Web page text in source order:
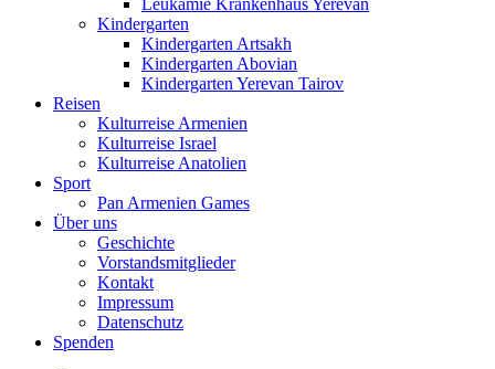
Leukämie Krankenhaus Yerevan
Kindergarten
Kindergarten Artsakh
Kindergarten Abovian
Kindergarten Yerevan Tairov
Reisen
Kulturreise Armenien
Kulturreise Israel
Kulturreise Anatolien
Sport
Pan Armenien Games
Über uns
Geschichte
Vorstandsmitglieder
Kontakt
Impressum
Datenschutz
Spenden